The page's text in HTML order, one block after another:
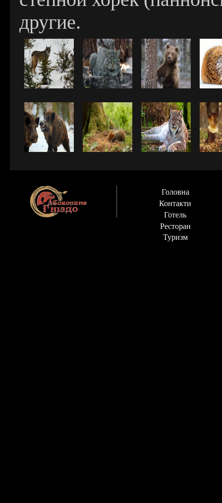
другие.
Головна
Контакти
Готель
Ресторан
Туризм